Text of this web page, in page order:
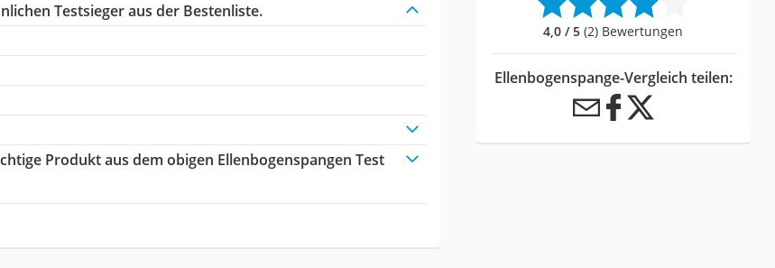
Testsieger aus der Bestenliste.
Produkt aus dem obigen Ellenbogenspangen Test
4,0 / 5 (2) Bewertungen
Ellenbogenspange-Vergleich teilen: